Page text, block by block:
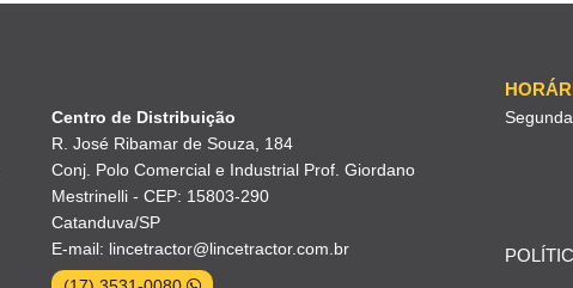
Centro de Distribuição
R. José Ribamar de Souza, 184
Conj. Polo Comercial e Industrial Prof. Giordano
Mestrinelli - CEP: 15803-290
Catanduva/SP
E-mail: lincetractor@lincetractor.com.br